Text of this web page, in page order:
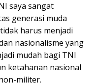
saya sangat
generasi muda
harus menjadi
nasionalisme yang
mudah bagi TNI
ketahanan nasional
militer.